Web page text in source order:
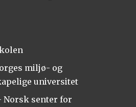
miljø- og
universitet
Norsk senter for